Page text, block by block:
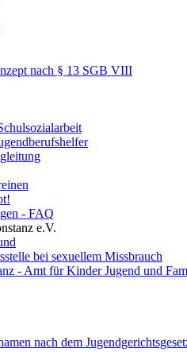
nach § 13 SGB VIII
- FAQ
e.V.
bei sexuellem Missbrauch
- Amt für Kinder Jugend und
nach dem